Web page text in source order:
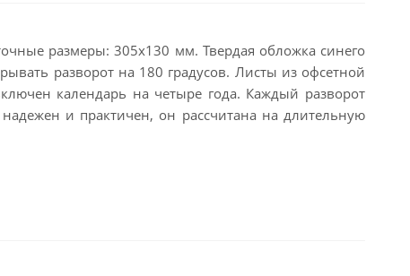
размеры: 305х130 мм. Твердая обложка синего
разворот на 180 градусов. Листы из офсетной
календарь на четыре года. Каждый разворот
и практичен, он рассчитана на длительную